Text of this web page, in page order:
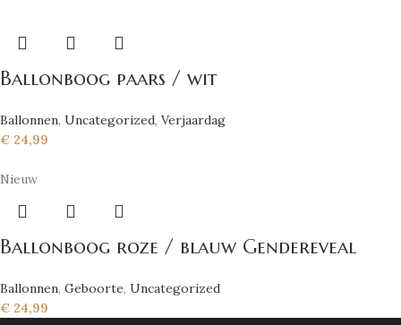
Ballonboog paars / wit
Ballonnen, Uncategorized, Verjaardag
€ 24,99
Nieuw
Ballonboog roze / blauw Gendereveal
Ballonnen, Geboorte, Uncategorized
€ 24,99